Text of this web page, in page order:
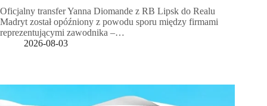
Oficjalny transfer Yanna Diomande z RB Lipsk do Realu
Madryt został opóźniony z powodu sporu między firmami
reprezentującymi zawodnika –…
2026-08-03